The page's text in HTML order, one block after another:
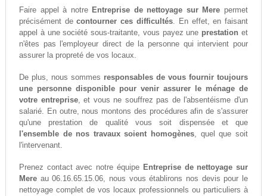
Faire appel à notre Entreprise de nettoyage sur Mere permet
précisément decontourner ces difficultés. En effet, en faisant
appel à une société sous-traitante, vous payez une prestation et
n'êtes pas l'employeur direct de la personne qui intervient pour
assurer la propreté de vos locaux.
De plus, nous sommes responsables de vous fournir toujours
une personne disponible pour venir assurer le ménage de
votre entreprise, et vous ne souffrez pas de l'absentéisme d'un
salarié. En outre, nous montons des procédures afin de s'assurer
qu'une prestation de qualité vous soit dispensée et que
l'ensemble de nos travaux soient homogènes, quel que soit
l'intervenant.
Prenez contact avec notre équipe Entreprise de nettoyage sur
Mereau 06.16.65.15.06, nous vous établirons nos devis pour le
nettoyage complet de vos locaux professionnels ou particuliers à